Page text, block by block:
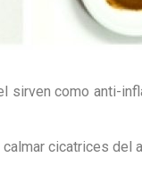
sirven como anti-
cicatrices del